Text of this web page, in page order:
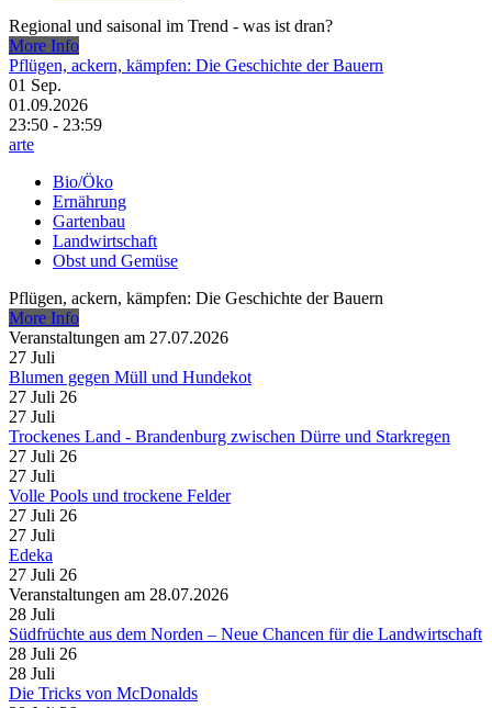
Regional und saisonal im Trend - was ist dran?
More Info
Pflügen, ackern, kämpfen: Die Geschichte der Bauern
01 Sep.
01.09.2026
23:50 - 23:59
arte
Bio/Öko
Ernährung
Gartenbau
Landwirtschaft
Obst und Gemüse
Pflügen, ackern, kämpfen: Die Geschichte der Bauern
More Info
Veranstaltungen am 27.07.2026
27 Juli
Blumen gegen Müll und Hundekot
27 Juli 26
27 Juli
Trockenes Land - Brandenburg zwischen Dürre und Starkregen
27 Juli 26
27 Juli
Volle Pools und trockene Felder
27 Juli 26
27 Juli
Edeka
27 Juli 26
Veranstaltungen am 28.07.2026
28 Juli
Südfrüchte aus dem Norden – Neue Chancen für die Landwirtschaft
28 Juli 26
28 Juli
Die Tricks von McDonalds